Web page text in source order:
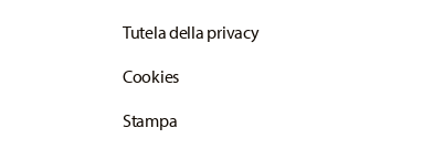
Tutela della privacy
Cookies
Stampa